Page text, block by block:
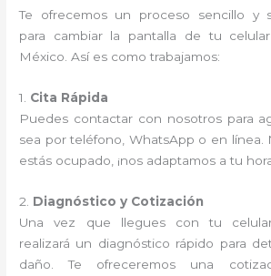
Te ofrecemos un proceso sencillo y
para cambiar la pantalla de tu
México. Así es como trabajamos:
1. Cita Rápida
Puedes contactar con nosotros para
sea por teléfono, WhatsApp o en línea.
estás ocupado, ¡nos adaptamos a tu
2. Diagnóstico y Cotización
Una vez que llegues con tu
realizará un diagnóstico rápido para
daño. Te ofreceremos una